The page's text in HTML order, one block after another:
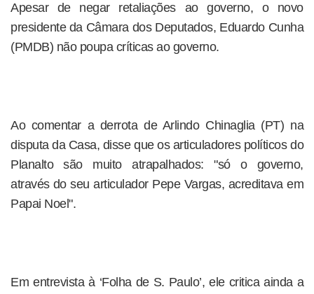
Apesar de negar retaliações ao governo, o novo
presidente da Câmara dos Deputados, Eduardo Cunha
(PMDB) não poupa críticas ao governo.
Ao comentar a derrota de Arlindo Chinaglia (PT) na
disputa da Casa, disse que os articuladores políticos do
Planalto são muito atrapalhados: "só o governo,
através do seu articulador Pepe Vargas, acreditava em
Papai Noel".
Em entrevista à ‘Folha de S. Paulo’, ele critica ainda a